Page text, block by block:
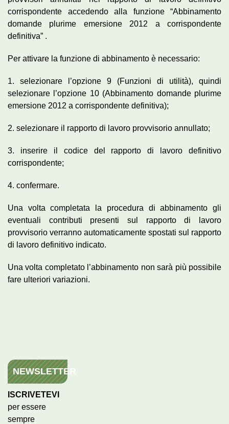
corrispondente accedendo alla funzione “Abbinamento
domande plurime emersione 2012 a corrispondente
definitiva” .
Per attivare la funzione di abbinamento è necessario:
1. selezionare l’opzione 9 (Funzioni di utilità), quindi
selezionare l’opzione 10 (Abbinamento domande plurime
emersione 2012 a corrispondente definitiva);
2. selezionare il rapporto di lavoro provvisorio annullato;
3. inserire il codice del rapporto di lavoro definitivo
corrispondente;
4. confermare.
Una volta completata la procedura di abbinamento gli
eventuali contributi presenti sul rapporto di lavoro
provvisorio verranno automaticamente spostati sul rapporto
di lavoro definitivo indicato.
Una volta completato l’abbinamento non sarà più possibile
fare ulteriori variazioni.
NEWSLETTER
ISCRIVETEVI
per essere
sempre